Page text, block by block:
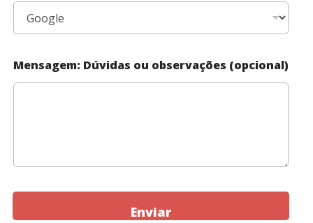
Mensagem: Dúvidas ou observações (opcional)
Enviar